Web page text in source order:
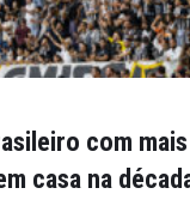
com
casa na